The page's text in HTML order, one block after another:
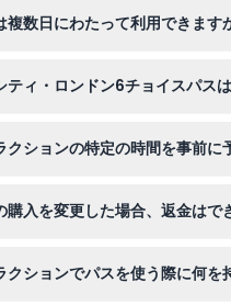
スで自由に観光を楽しめます。
複数日にわたって利用できます
ティ・ロンドン6チョイスパス
クションの特定の時間を事前に
購入を変更した場合、返金はで
クションでパスを使う際に何を